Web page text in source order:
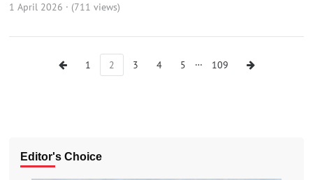
1 April 2026 · (711 views)
1 2 3 4 5 … 109
Editor's Choice